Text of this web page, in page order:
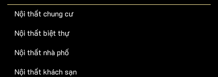
Nội thất chung cư
Nội thất biệt thự
Nội thất nhà phố
Nội thất khách sạn